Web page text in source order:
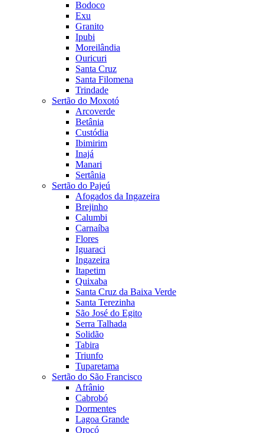
Bodoco
Exu
Granito
Ipubi
Moreilândia
Ouricuri
Santa Cruz
Santa Filomena
Trindade
Sertão do Moxotó
Arcoverde
Betânia
Custódia
Ibimirim
Inajá
Manari
Sertânia
Sertão do Pajeú
Afogados da Ingazeira
Brejinho
Calumbi
Carnaíba
Flores
Iguaraci
Ingazeira
Itapetim
Quixaba
Santa Cruz da Baixa Verde
Santa Terezinha
São José do Egito
Serra Talhada
Solidão
Tabira
Triunfo
Tuparetama
Sertão do São Francisco
Afrânio
Cabrobó
Dormentes
Lagoa Grande
Orocó